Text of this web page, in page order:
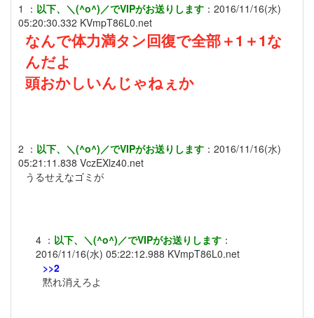
1 ： 以下、＼(^o^)／でVIPがお送りします ： 2016/11/16(水)
05:20:30.332 KVmpT86L0.net
なんで体力満タン回復で全部＋1＋1な
んだよ
頭おかしいんじゃねぇか
2 ： 以下、＼(^o^)／でVIPがお送りします ： 2016/11/16(水)
05:21:11.838 VczEXlz40.net
うるせえなゴミが
4 ： 以下、＼(^o^)／でVIPがお送りします ：
2016/11/16(水) 05:22:12.988 KVmpT86L0.net
>>2
黙れ消えろよ